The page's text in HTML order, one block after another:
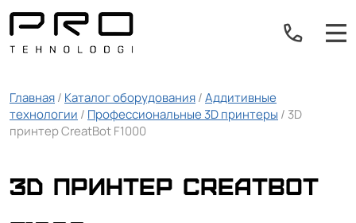
Главная/ Каталог оборудования/Аддитивные
технологии / Профессиональные 3D принтеры / 3D
принтер CreatBot F1000
3D принтер CreatBot